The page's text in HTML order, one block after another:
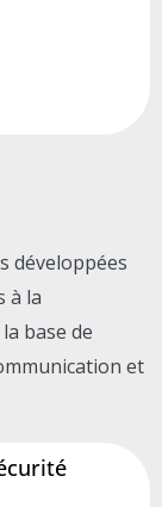
développées
à la
base de
et